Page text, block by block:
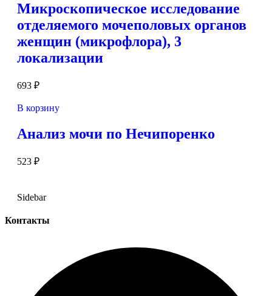
Микроскопическое исследование
отделяемого мочеполовых органов
женщин (микрофлора), 3
локализации
693 ₽
В корзину
Анализ мочи по Нечипоренко
523 ₽
Sidebar
Контакты